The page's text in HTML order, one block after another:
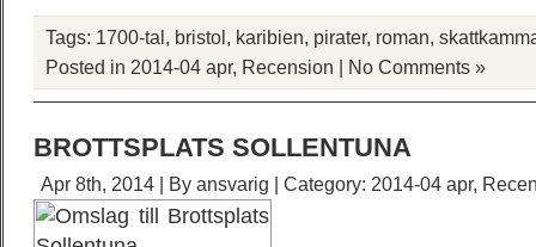
Tags: 1700-tal bristol karibien pirater, roman
Posted in 2014-04 apr, Recension | No Comments »
BROTTSPLATS SOLLENTUNA
Apr 8th, 2014 | By ansvarig | Category: 2014-04 apr,